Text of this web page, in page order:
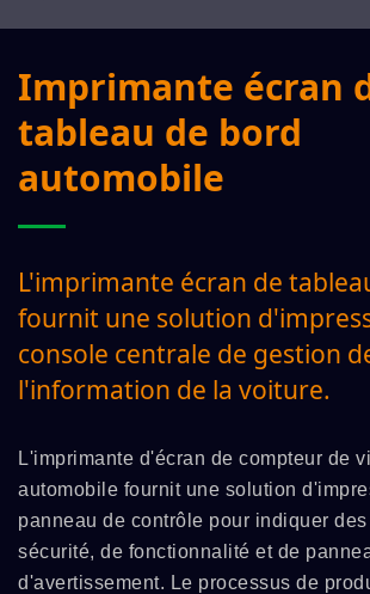
Imprimante écran
tableau de bord
automobile
L'imprimante écran de
fournit une solution
console centrale de gestion
l'information de la voiture.
L'imprimante d'écran de compteur de
automobile fournit une solution
panneau de contrôle pour indiquer
sécurité, de fonctionnalité et de
d'avertissement. Le processus de